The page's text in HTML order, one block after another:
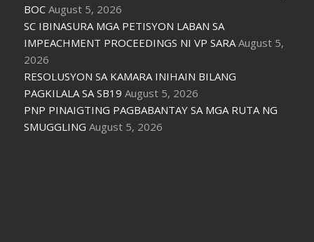
BOC August 5, 2026
SC IBINASURA MGA PETISYON LABAN SA
IMPEACHMENT PROCEEDINGS NI VP SARA August 5,
2026
RESOLUSYON SA KAMARA INIHAIN BILANG
PAGKILALA SA SB19 August 5, 2026
PNP PINAIGTING PAGBABANTAY SA MGA RUTA NG
SMUGGLING August 5, 2026